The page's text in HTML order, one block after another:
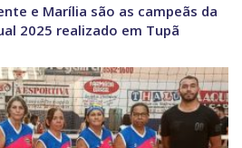
e Marília são as campeãs da
2025 realizado em Tupã